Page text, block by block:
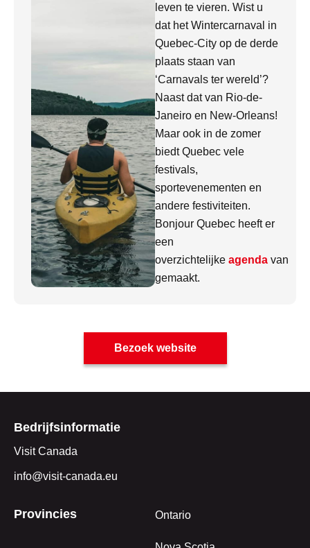
leven te vieren. Wist u
dat het Wintercarnaval in
Quebec-City op de derde
plaats staan van
‘Carnavals ter wereld’?
Naast dat van Rio-de-
Janeiro en New-Orleans!
Maar ook in de zomer
biedt Quebec vele
festivals,
sportevenementen en
andere festiviteiten.
Bonjour Quebec heeft er
een
overzichtelijke agenda van
gemaakt.
Bezoek website
Bedrijfsinformatie
Visit Canada
info@visit-canada.eu
Provincies Ontario